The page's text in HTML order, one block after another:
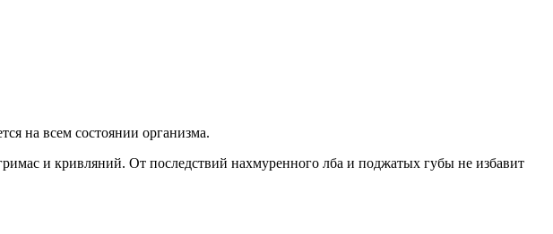
на всем состоянии организма.
и кривляний. От последствий нахмуренного лба и поджатых губы не избавит